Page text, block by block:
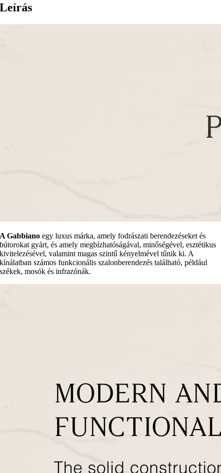
Leírás
A Gabbiano egy luxus márka, amely fodrászati berendezéseket és
bútorokat gyárt, és amely megbízhatóságával, minőségével, esztétikus
kivitelezésével, valamint magas szintű kényelmével tűnik ki. A
kínálatban számos funkcionális szalonberendezés található, például
székek, mosók és infrazónák.